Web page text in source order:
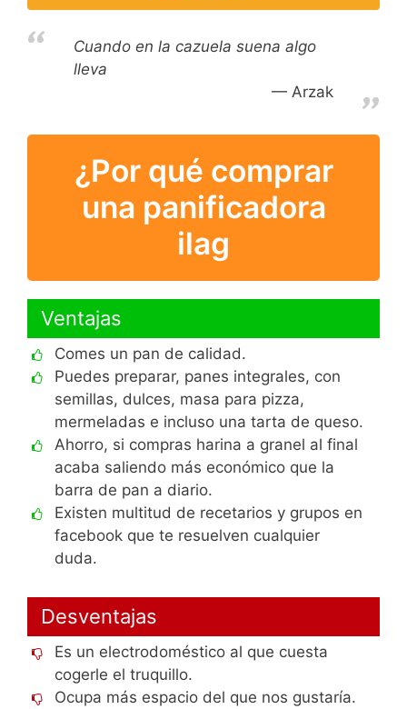
Cuando en la cazuela suena algo
lleva
Arzak
¿Por qué comprar
una panificadora
ilag
Ventajas
Comes un pan de calidad.
Puedes preparar, panes integrales, con
semillas, dulces, masa para pizza,
mermeladas e incluso una tarta de queso.
Ahorro, si compras harina a granel al final
acaba saliendo más económico que la
barra de pan a diario.
Existen multitud de recetarios y grupos en
facebook que te resuelven cualquier
duda.
Desventajas
Es un electrodoméstico al que cuesta
cogerle el truquillo.
Ocupa más espacio del que nos gustaría.